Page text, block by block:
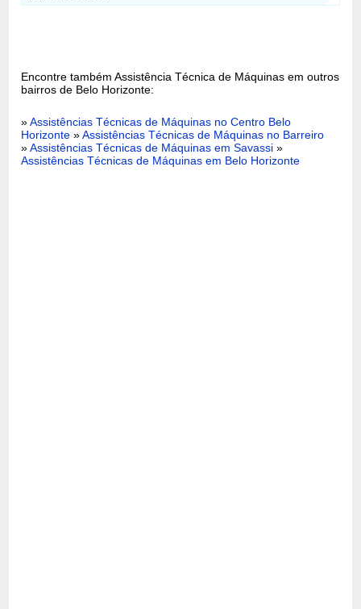
Encontre também Assistência Técnica de Máquinas em outros
bairros de Belo Horizonte:
»Assistências Técnicas de Máquinas no Centro Belo
Horizonte »Assistências Técnicas de Máquinas no Barreiro
»Assistências Técnicas de Máquinas em Savassi »
Assistências Técnicas de Máquinas em Belo Horizonte